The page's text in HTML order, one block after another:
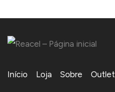
Início Loja Sobre Outlet